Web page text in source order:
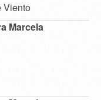
Viento
Marcela